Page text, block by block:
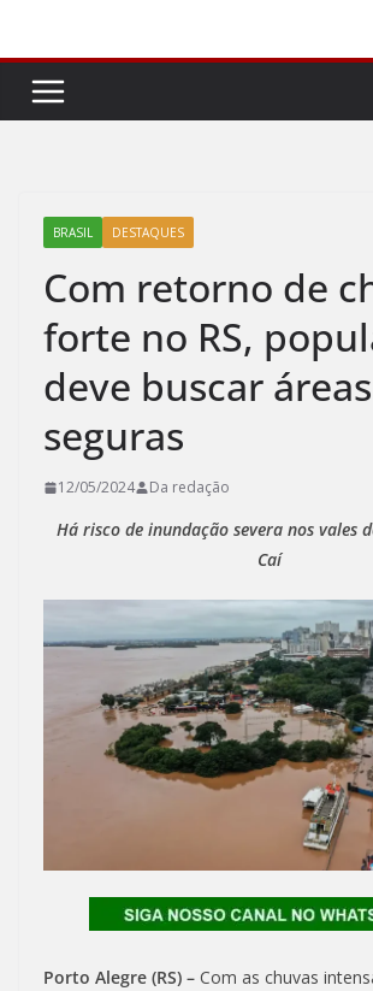
conteúdo
BRASIL DESTAQUES
Com retorno de
forte no RS,
deve buscar áreas
seguras
12/05/2024 Da redação
Há risco de inundação severa nos vales
Caí
Porto Alegre (RS) – Com as chuvas